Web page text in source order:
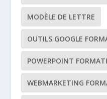
MODÈLE DE LETTRE
OUTILS GOOGLE
POWERPOINT
WEBMARKETING